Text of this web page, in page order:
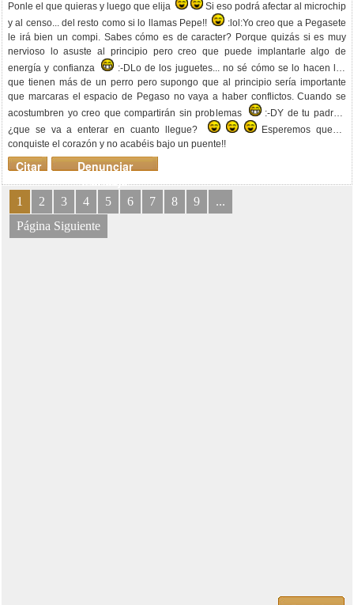
Ponle el que quieras y luego que elija
Si eso podrá afectar al microchip
y al censo... del resto como si lo llamas Pepe!!
:lol:Yo creo que a Pegasete
le irá bien un compi. Sabes cómo es de caracter? Porque quizás si es muy
nervioso lo asuste al principio pero creo que puede implantarle algo de
energía y confianza
:-DLo de los juguetes... no sé cómo se lo hacen los
que tienen más de un perro pero supongo que al principio sería importante
que marcaras el espacio de Pegaso no vaya a haber conflictos. Cuando se
acostumbren yo creo que compartirán sin problemas
:-DY de tu padre...
¿que se va a enterar en cuanto llegue?
Esperemos que le
conquiste el corazón y no acabéis bajo un puente!!
Denunciar
mensaje
Citar
1 2 3 4 5 6 7 8 9
...
Página Siguiente